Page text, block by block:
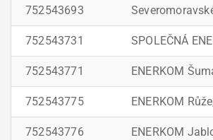
752543693
752543731 SPOLEČNÁ
752543771 ENERKOM
752543775 ENERKOM
752543776 ENERKOM